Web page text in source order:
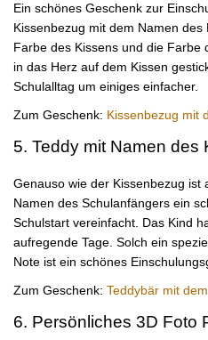
Ein schönes Geschenk zur
Kissenbezug mit dem Namen
Farbe des Kissens und die Farbe
in das Herz auf dem Kissen
Schulalltag um einiges einfacher.
Zum Geschenk: Kissenbezug mit
5. Teddy mit Namen des
Genauso wie der Kissenbezug ist
Namen des Schulanfängers ein
Schulstart vereinfacht. Das Kind
aufregende Tage. Solch ein
Note ist ein schönes
Zum Geschenk: Teddybär mit
6. Persönliches 3D Foto